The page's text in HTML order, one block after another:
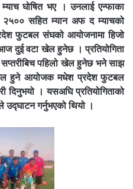
घोषित भए । उनलाई एन्फाका
२५०० सहित म्यान अफ द म्याचको
फुटबल संघको आयोजनामा हिजो
दुई वटा खेल हुनेछ । प्रतियोगिता
सप्तरीबिच पहिलो खेल हुनेछ भने साझ
खेल हुने आयोजक मधेश प्रदेश फुटबल
दिनुभयो । यसअघि प्रतियोगिताको
गर्नुभएको थियो ।